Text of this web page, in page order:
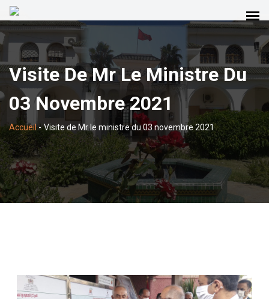
Visite De Mr Le Ministre Du
03 Novembre 2021
Accueil- Visite de Mr le ministre du 03 novembre 2021